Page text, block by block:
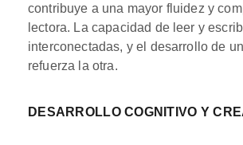
contribuye a una mayor fluidez y
lectora. La capacidad de leer y
interconectadas, y el desarrollo de
refuerza la otra.
DESARROLLO COGNITIVO Y